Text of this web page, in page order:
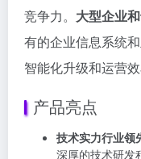
竞争力。 大型企业
有的企业信息系统
智能化升级和运营效
产品亮点
技术实力行业领
深厚的技术研发